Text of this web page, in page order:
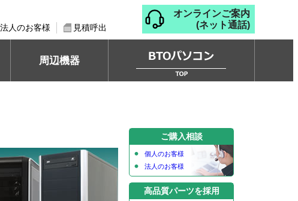
法人のお客様 見積呼出
オンラインご案内
(ネット通話)
周辺機器
ご購入相談
個人のお客様
法人のお客様
高品質パーツを採用